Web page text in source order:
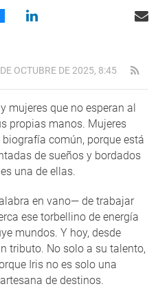
OCTUBRE DE 2025, 8:45
mujeres que no esperan al
propias manos. Mujeres
común, porque está
de sueños y bordados
es una de ellas.
en vano— de trabajar
ese torbellino de energía
mundos. Y hoy, desde
tributo. No solo a su talento,
Iris no es solo una
de destinos.